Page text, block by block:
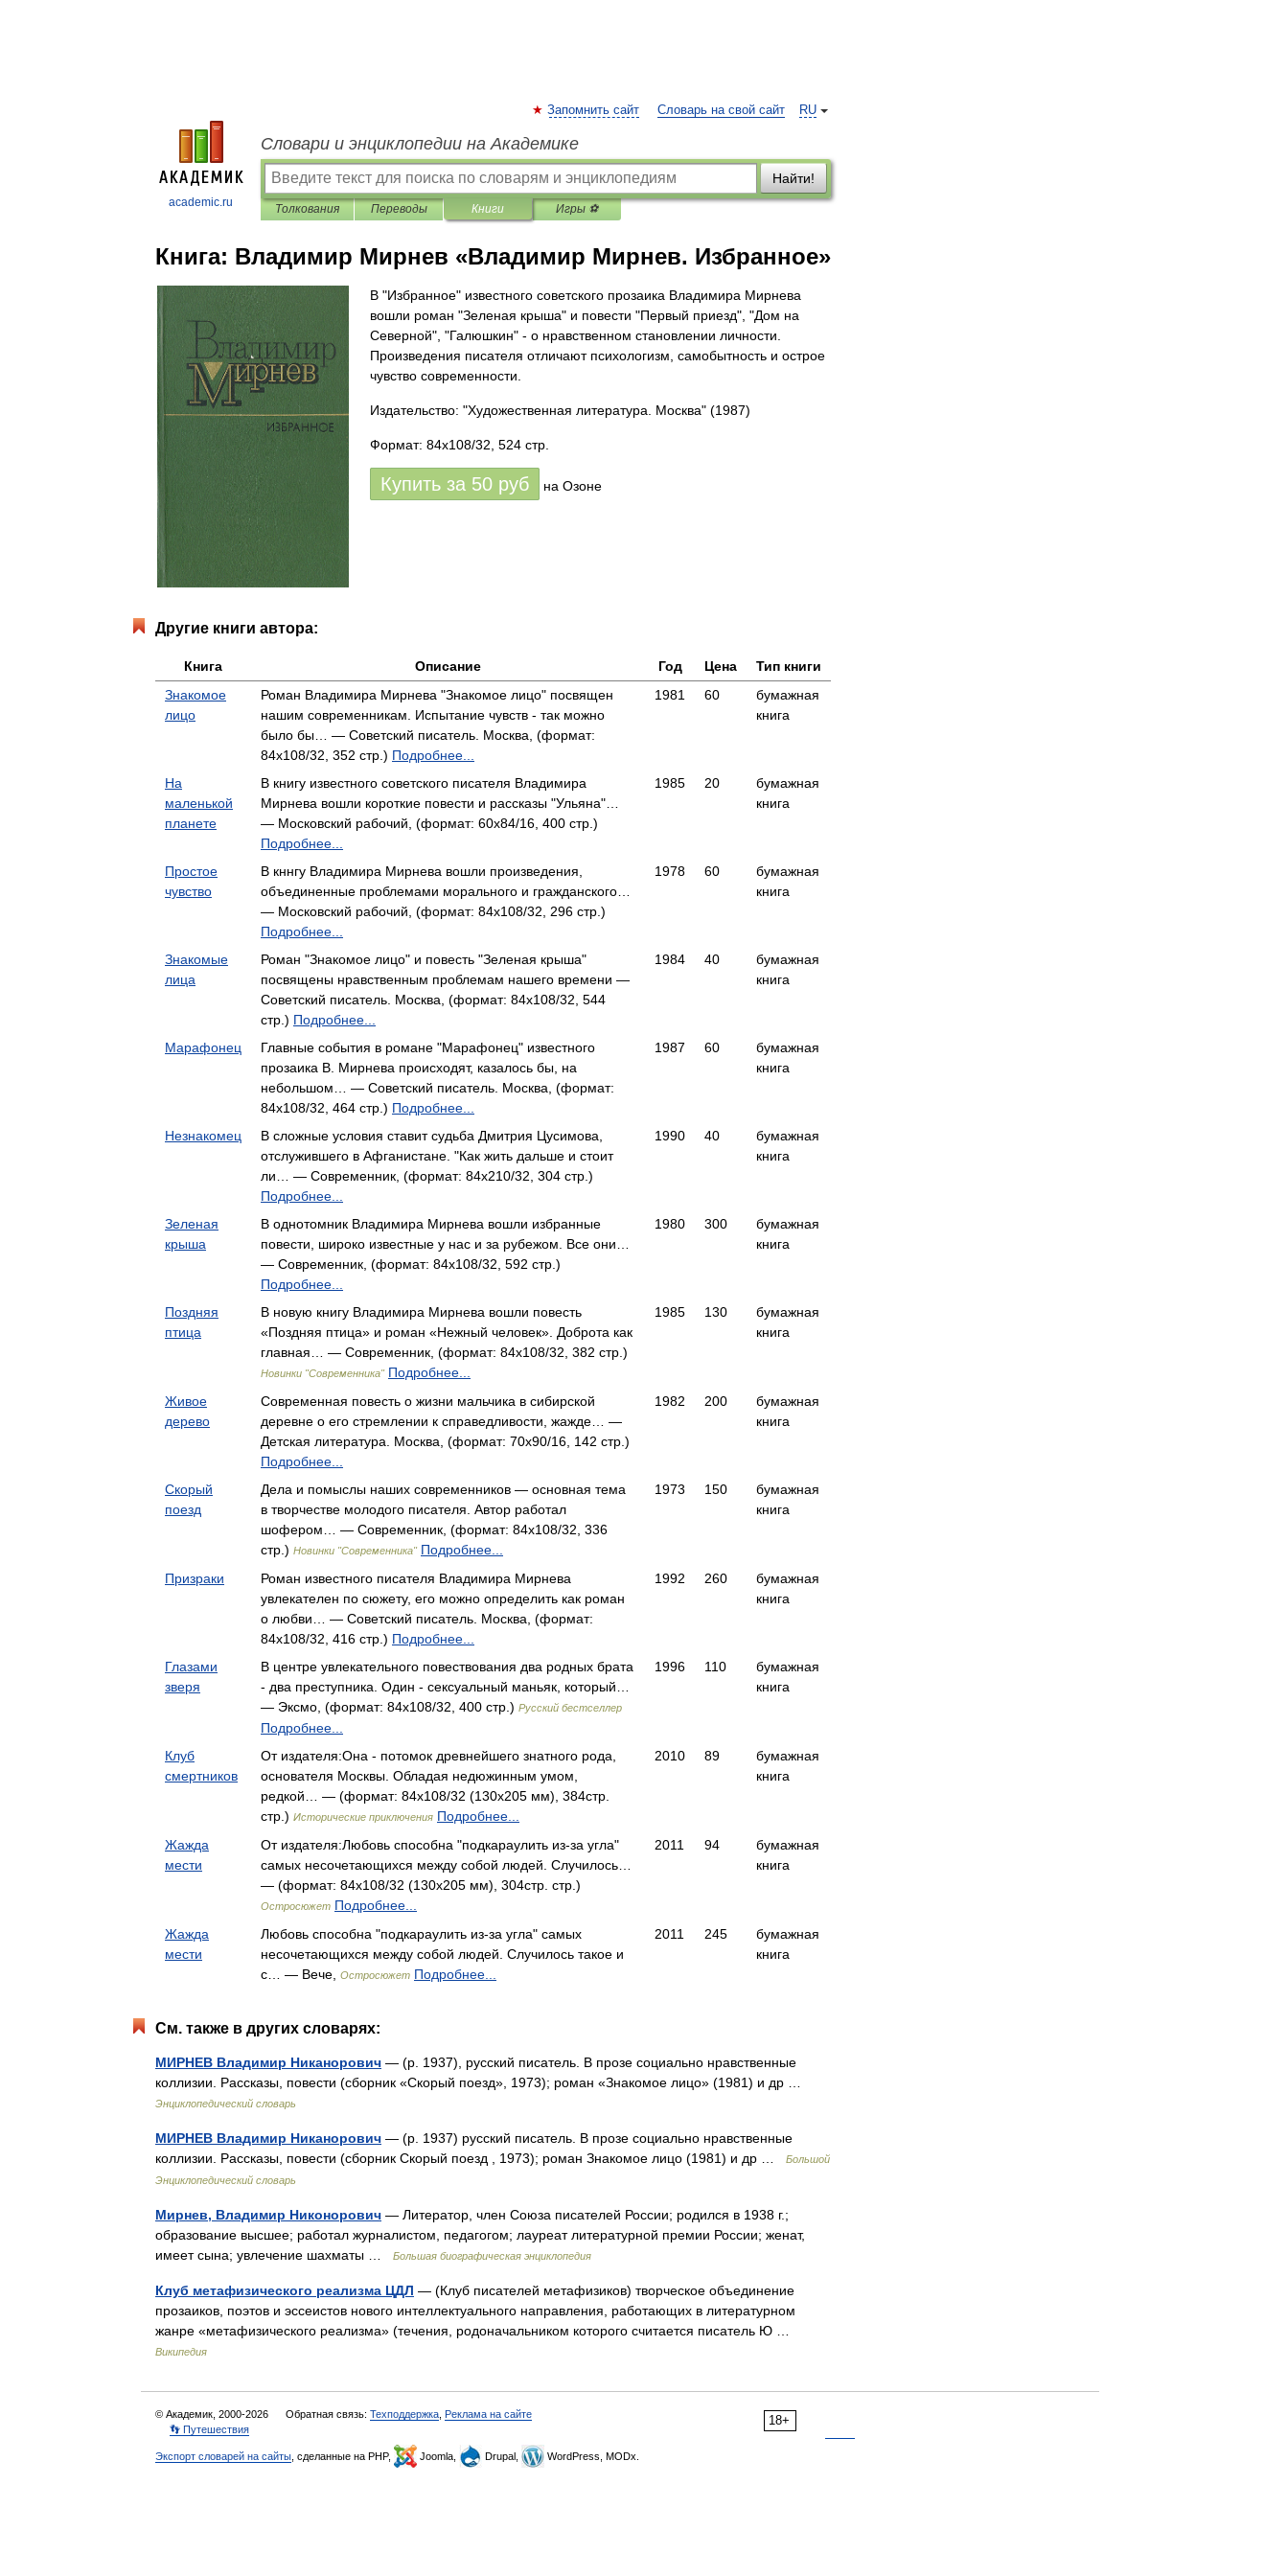
academic.ru
RU
Запомнить сайт Словарь на свой сайт
Словари и энциклопедии на Академике
Найти!
Толкования Переводы Книги Игры ⚽
Книга: Владимир Мирнев «Владимир Мирнев. Избранное»
В "Избранное" известного советского прозаика Владимира Мирнева
вошли роман "Зеленая крыша" и повести "Первый приезд", "Дом на
Северной", "Галюшкин" - о нравственном становлении личности.
Произведения писателя отличают психологизм, самобытность и острое
чувство современности.
Издательство: "Художественная литература. Москва" (1987)
Формат: 84x108/32, 524 стр.
Купить за 50 руб на Озоне
Другие книги автора:
Книга Описание Год Цена
Тип книги
Знакомое
лицо
Роман Владимира Мирнева "Знакомое лицо" посвящен
нашим современникам. Испытание чувств - так можно
было бы… — Советский писатель. Москва, (формат:
84x108/32, 352 стр.) Подробнее...
1981 60
бумажная
книга
На
маленькой
планете
В книгу известного советского писателя Владимира
Мирнева вошли короткие повести и рассказы "Ульяна"…
— Московский рабочий, (формат: 60x84/16, 400 стр.)
Подробнее...
1985 20
бумажная
книга
Простое
чувство
В кннгу Владимира Мирнева вошли произведения,
объединенные проблемами морального и гражданского…
— Московский рабочий, (формат: 84x108/32, 296 стр.)
Подробнее...
1978 60
бумажная
книга
Знакомые
лица
Роман "Знакомое лицо" и повесть "Зеленая крыша"
посвящены нравственным проблемам нашего времени —
Советский писатель. Москва, (формат: 84x108/32, 544
стр.) Подробнее...
1984 40
бумажная
книга
Марафонец
Главные события в романе "Марафонец" известного
прозаика В. Мирнева происходят, казалось бы, на
небольшом… — Советский писатель. Москва, (формат:
84x108/32, 464 стр.) Подробнее...
1987 60
бумажная
книга
Незнакомец
В сложные условия ставит судьба Дмитрия Цусимова,
отслужившего в Афганистане. "Как жить дальше и стоит
ли… — Современник, (формат: 84x210/32, 304 стр.)
Подробнее...
1990 40
бумажная
книга
Зеленая
крыша
В однотомник Владимира Мирнева вошли избранные
повести, широко известные у нас и за рубежом. Все они…
— Современник, (формат: 84x108/32, 592 стр.)
Подробнее...
1980 300
бумажная
книга
Поздняя
птица
В новую книгу Владимира Мирнева вошли повесть
«Поздняя птица» и роман «Нежный человек». Доброта как
главная… — Современник, (формат: 84x108/32, 382 стр.)
Новинки "Современника" Подробнее...
1985 130
бумажная
книга
Живое
дерево
Современная повесть о жизни мальчика в сибирской
деревне о его стремлении к справедливости, жажде… —
Детская литература. Москва, (формат: 70x90/16, 142 стр.)
Подробнее...
1982 200
бумажная
книга
Скорый
поезд
Дела и помыслы наших современников — основная тема
в творчестве молодого писателя. Автор работал
шофером… — Современник, (формат: 84x108/32, 336
стр.) Новинки "Современника" Подробнее...
1973 150
бумажная
книга
Призраки
Роман известного писателя Владимира Мирнева
увлекателен по сюжету, его можно определить как роман
о любви… — Советский писатель. Москва, (формат:
84x108/32, 416 стр.) Подробнее...
1992 260
бумажная
книга
Глазами
зверя
В центре увлекательного повествования два родных брата
- два преступника. Один - сексуальный маньяк, который…
— Эксмо, (формат: 84x108/32, 400 стр.) Русский бестселлер
Подробнее...
1996 110
бумажная
книга
Клуб
смертников
От издателя:Она - потомок древнейшего знатного рода,
основателя Москвы. Обладая недюжинным умом,
редкой… — (формат: 84x108/32 (130х205 мм), 384стр.
стр.) Исторические приключения Подробнее...
2010 89
бумажная
книга
Жажда
мести
От издателя:Любовь способна "подкараулить из-за угла"
самых несочетающихся между собой людей. Случилось…
— (формат: 84x108/32 (130х205 мм), 304стр. стр.)
Остросюжет Подробнее...
2011 94
бумажная
книга
Жажда
мести
Любовь способна "подкараулить из-за угла" самых
несочетающихся между собой людей. Случилось такое и
с… — Вече,
Остросюжет Подробнее...
2011 245
бумажная
книга
См. также в других словарях:
МИРНЕВ Владимир Никанорович — (р. 1937), русский писатель. В прозе социально нравственные
коллизии. Рассказы, повести (сборник «Скорый поезд», 1973); роман «Знакомое лицо» (1981) и др …
Энциклопедический словарь
МИРНЕВ Владимир Никанорович — (р. 1937) русский писатель. В прозе социально нравственные
коллизии. Рассказы, повести (сборник Скорый поезд , 1973); роман Знакомое лицо (1981) и др …
Большой
Энциклопедический словарь
Мирнев, Владимир Никонорович — Литератор, член Союза писателей России; родился в 1938 г.;
образование высшее; работал журналистом, педагогом; лауреат литературной премии России; женат,
имеет сына; увлечение шахматы …
Большая биографическая энциклопедия
Клуб метафизического реализма ЦДЛ — (Клуб писателей метафизиков) творческое объединение
прозаиков, поэтов и эссеистов нового интеллектуального направления, работающих в литературном
жанре «метафизического реализма» (течения, родоначальником которого считается писатель Ю …
Википедия
18+
© Академик, 2000-2026 Обратная связь: Техподдержка Реклама на сайте
👣 Путешествия
Экспорт словарей на сайты , сделанные на PHP, Joomla, Drupal, WordPress, MODx.